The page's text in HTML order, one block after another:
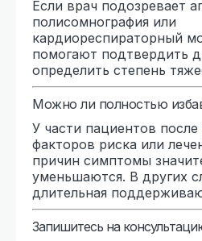
Если врач подозревает
полисомнография или
кардиореспираторный
помогают подтвердить
определить степень
Можно ли полностью
У части пациентов после
факторов риска или
причин симптомы
уменьшаются. В других
длительная
Запишитесь на